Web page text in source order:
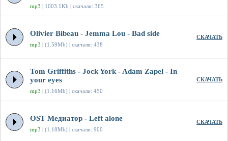
mp3 | 1003.1Kb | скачали: 365
Olivier Bibeau - Jemma Lou - Bad side
mp3 | (1.59Mb) | скачали: 438
СКАЧАТЬ
Tom Griffiths - Jock York - Adam Zapel - In
your eyes
mp3 | (1.16Mb) | скачали: 450
СКАЧАТЬ
OST Медиатор - Left alone
mp3 | (1.18Mb) | скачали: 900
СКАЧАТЬ